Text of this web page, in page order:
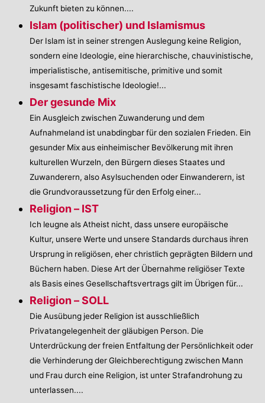
Zukunft bieten zu können....
Islam (politischer) und Islamismus
Der Islam ist in seiner strengen Auslegung keine Religion,
sondern eine Ideologie, eine hierarchische, chauvinistische,
imperialistische, antisemitische, primitive und somit
insgesamt faschistische Ideologie!...
Der gesunde Mix
Ein Ausgleich zwischen Zuwanderung und dem
Aufnahmeland ist unabdingbar für den sozialen Frieden. Ein
gesunder Mix aus einheimischer Bevölkerung mit ihren
kulturellen Wurzeln, den Bürgern dieses Staates und
Zuwanderern, also Asylsuchenden oder Einwanderern, ist
die Grundvoraussetzung für den Erfolg einer...
Religion – IST
Ich leugne als Atheist nicht, dass unsere europäische
Kultur, unsere Werte und unsere Standards durchaus ihren
Ursprung in religiösen, eher christlich geprägten Bildern und
Büchern haben. Diese Art der Übernahme religiöser Texte
als Basis eines Gesellschaftsvertrags gilt im Übrigen für...
Religion – SOLL
Die Ausübung jeder Religion ist ausschließlich
Privatangelegenheit der gläubigen Person. Die
Unterdrückung der freien Entfaltung der Persönlichkeit oder
die Verhinderung der Gleichberechtigung zwischen Mann
und Frau durch eine Religion, ist unter Strafandrohung zu
unterlassen....